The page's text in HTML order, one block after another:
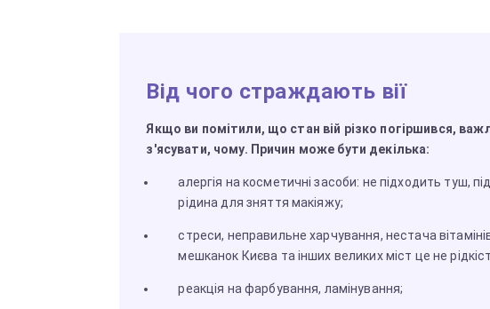
Від чого страждають вії
Якщо ви помітили, що стан вій різко погіршився,
з'ясувати, чому. Причин може бути декілька:
алергія на косметичні засоби: не підходить туш,
рідина для зняття макіяжу;
стреси, неправильне харчування, нестача
мешканок Києва та інших великих міст це не
реакція на фарбування, ламінування;